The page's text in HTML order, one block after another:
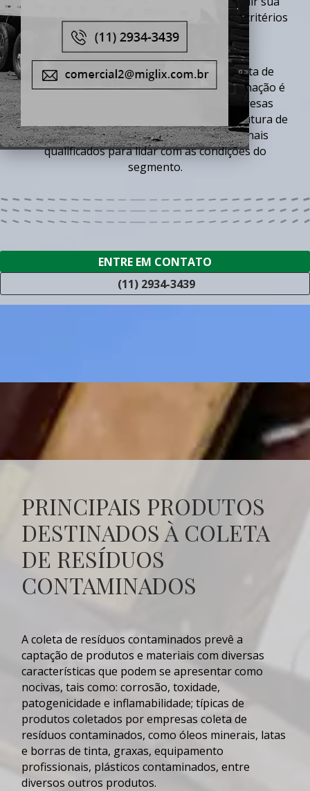
Contato
Trabalhe Conosco
correta destinação conforme os rigorosos critérios
estabelecidos por lei.
A fim de obter máxima segurança na
coleta de
resíduos contaminados, transporte e destinação é
devido à sua realização apenas por empresas
especializadas que disponham de infraestrutura de
transporte e logística, além de profissionais
qualificados para lidar com as condições do
segmento.
ENTRE EM CONTATO
(11) 2934-3439
PRINCIPAIS PRODUTOS
DESTINADOS À COLETA
DE RESÍDUOS
CONTAMINADOS
Acoleta de resíduos contaminados prevê a
captação de produtos e materiais com diversas
características que podem se apresentar como
nocivas, tais como: corrosão, toxidade,
patogenicidade e inflamabilidade; típicas de
produtos coletados por empresascoleta de
resíduos contaminados, como óleos minerais, latas
e borras de tinta, graxas, equipamento
profissionais, plásticos contaminados, entre
diversos outros produtos.